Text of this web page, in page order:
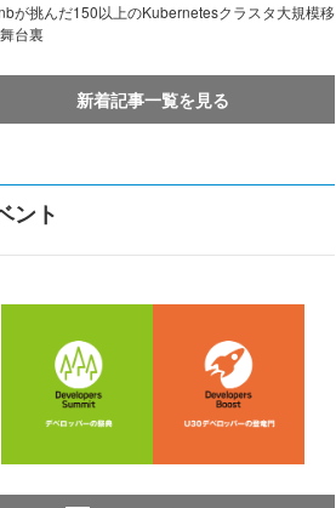
が挑んだ150以上のKubernetesクラスタ大規模移
台裏
新着記事一覧を見る
ント